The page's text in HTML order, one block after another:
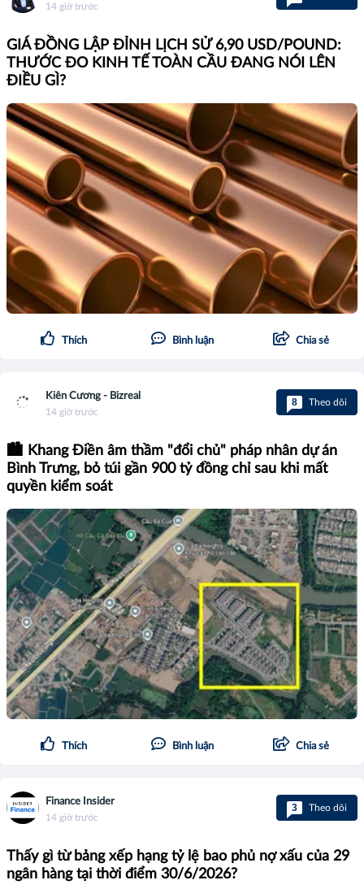
14 giờ trước
GIÁ ĐỒNG LẬP ĐỈNH LỊCH SỬ 6,90 USD/POUND:
THƯỚC ĐO KINH TẾ TOÀN CẦU ĐANG NÓI LÊN
ĐIỀU GÌ?
Thích Bình luận Chia sẻ
Kiên Cương - Bizreal
14 giờ trước
8 Theo dõi
🏙️ Khang Điền âm thầm "đổi chủ" pháp nhân dự án
Bình Trưng, bỏ túi gần 900 tỷ đồng chỉ sau khi mất
quyền kiểm soát
Thích Bình luận Chia sẻ
Finance Insider
14 giờ trước
3 Theo dõi
Thấy gì từ bảng xếp hạng tỷ lệ bao phủ nợ xấu của 29
ngân hàng tại thời điểm 30/6/2026?